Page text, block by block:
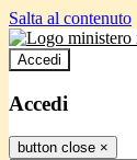
Salta al contenuto
Accedi
Accedi
button close ×